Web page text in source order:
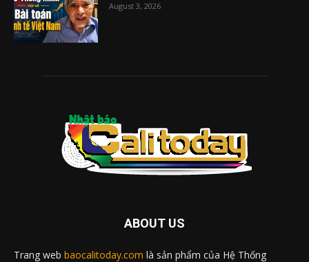
August 3, 2026
ABOUT US
Trang web baocalitoday.com là sản phẩm của Hệ Thống